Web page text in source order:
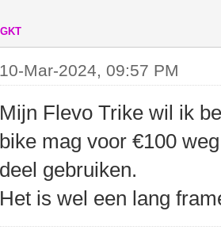
10-Mar-2024, 09:57 PM
Mijn Flevo Trike wil ik
bike mag voor €100
deel gebruiken.
Het is wel een lang